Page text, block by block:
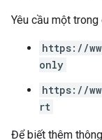
Yêu cầu một trong
https://
only
https://
rt
Để biết thêm